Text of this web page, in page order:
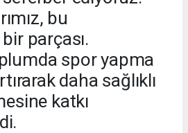
bu
bir parçası.
spor yapma
daha sağlıklı
katkı